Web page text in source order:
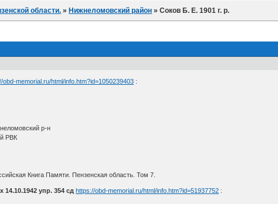
области. » Нижнеломовский район »Соков Б. Е. 1901 г. р.
obd-memorial.ru/html/info.htm?id=1050239403 :
р-н
РВК
Книга Памяти. Пензенская область. Том 7.
14.10.1942 упр. 354 сд https://obd-memorial.ru/html/info.htm?id=51937752 :